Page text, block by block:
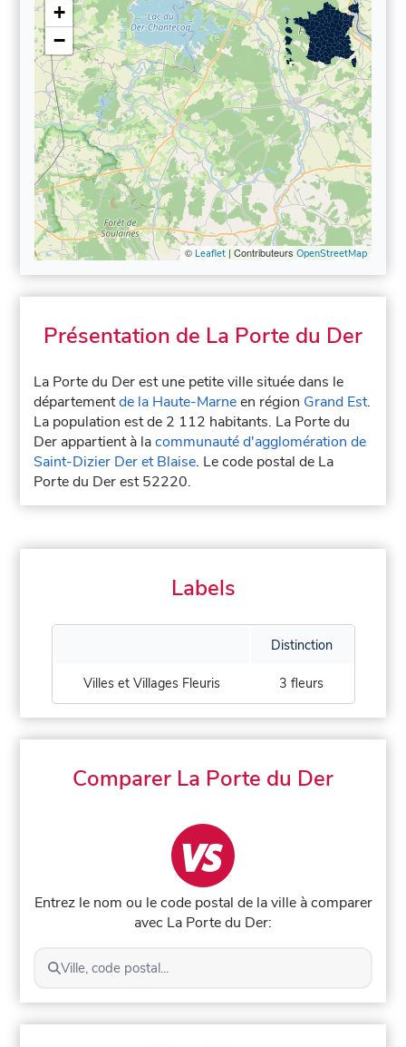
+
−
© Leaflet| Contributeurs OpenStreetMap
Présentation de La Porte du Der
La Porte du Der est une petite ville située dans le
départementde la Haute-Marneen région Grand Est.
La population est de 2 112 habitants. La Porte du
Der appartient à lacommunauté d'agglomération de
Saint-Dizier Der et Blaise. Le code postal de La
Porte du Der est 52220.
Labels
Distinction
Villes et Villages Fleuris 3 fleurs
Comparer La Porte du Der
Entrez le nom ou le code postal de la ville à comparer
avec La Porte du Der:
Ville, code postal...